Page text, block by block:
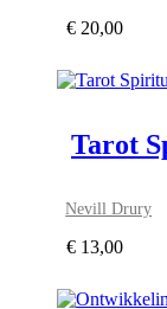
€ 20,00
Tarot
Nevill Drury
€ 13,00